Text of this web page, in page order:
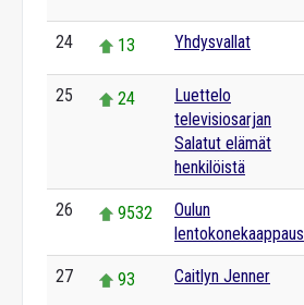
24 13 Yhdysvallat
25 24
Luettelo
televisiosarjan
Salatut elämät
henkilöistä
26 9532
Oulun
lentokonekaappaus
27 93 Caitlyn Jenner